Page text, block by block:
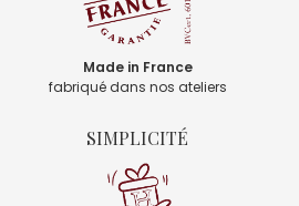
Made in France
fabriqué dans nos ateliers
SIMPLICITÉ